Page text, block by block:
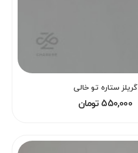
گریلز ستاره تو خالی
550,000 تومان